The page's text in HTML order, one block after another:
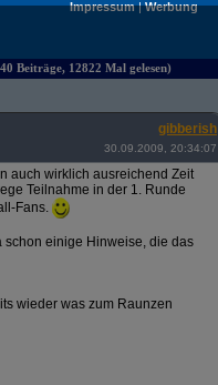
Impressum|Werbung
Beiträge, 12822 Mal gelesen)
gibberish
30.09.2009, 20:34:07
auch wirklich ausreichend Zeit
Teilnahme in der 1. Runde
Fans.
schon einige Hinweise, die das
wieder was zum Raunzen